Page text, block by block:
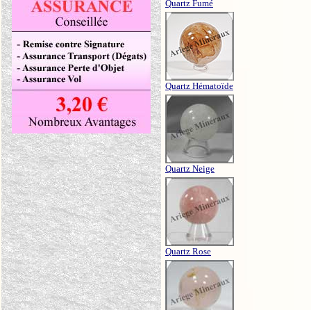
Quartz Fumé
Quartz Hématoïde
Quartz Neige
Quartz Rose